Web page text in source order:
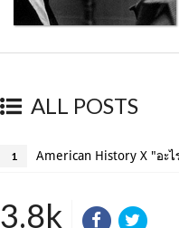
ALL POSTS
1 American History X "อะ
3.8k